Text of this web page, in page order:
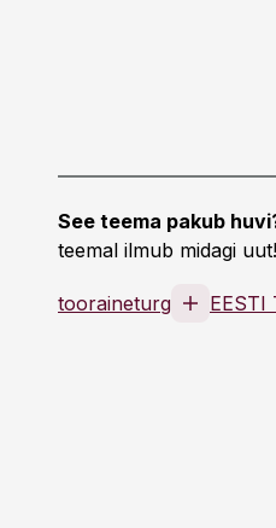
See teema pakub
teemal ilmub midagi uut!
tooraineturg EESTI